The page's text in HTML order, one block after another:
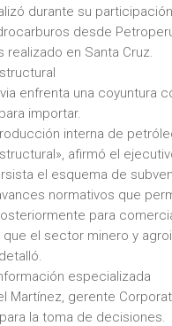
durante su
desde
en Santa Cruz.
enfrenta una
importar.
interna de
afirmó el
el esquema de
normativos que
para
que el sector minero y
especializada
Martínez, gerente
la toma de decisiones.